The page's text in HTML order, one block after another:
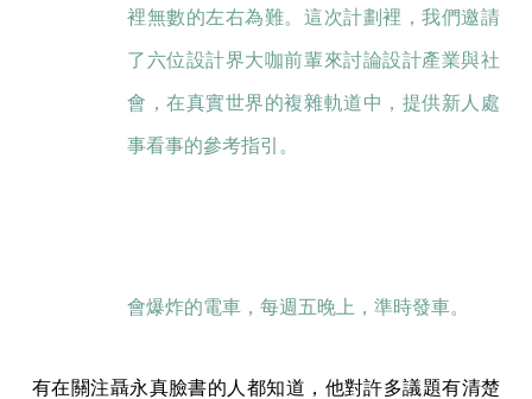
裡無數的左右為難。這次計劃裡，我們邀請
了六位設計界大咖前輩來討論設計產業與社
會，在真實世界的複雜軌道中，提供新人處
事看事的參考指引。
會爆炸的電車，每週五晚上，準時發車。
有在關注聶永真臉書的人都知道，他對許多議題有清楚